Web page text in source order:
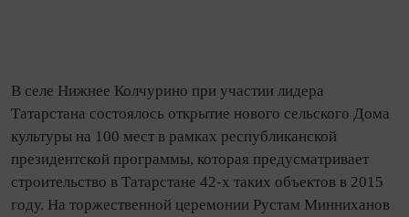
В селе Нижнее Колчурино при участии лидера
Татарстана состоялось открытие нового сельского Дома
культуры на 100 мест в рамках республиканской
президентской программы, которая предусматривает
строительство в Татарстане 42-х таких объектов в 2015
году. На торжественной церемонии Рустам Минниханов